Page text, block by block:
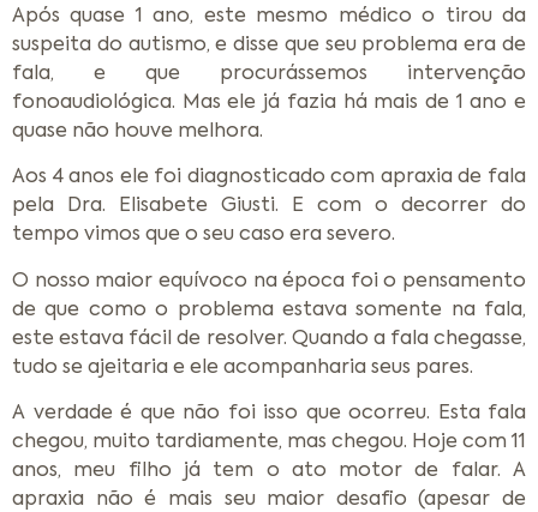
Após quase 1 ano, este mesmo médico o tirou da
suspeita do autismo, e disse que seu problema era de
fala, e que procurássemos intervenção
fonoaudiológica. Mas ele já fazia há mais de 1 ano e
quase não houve melhora.
Aos 4 anos ele foi diagnosticado com apraxia de fala
pela Dra. Elisabete Giusti. E com o decorrer do
tempo vimos que o seu caso era severo.
O nosso maior equívoco na época foi o pensamento
de que como o problema estava somente na fala,
este estava fácil de resolver. Quando a fala chegasse,
tudo se ajeitaria e ele acompanharia seus pares.
A verdade é que não foi isso que ocorreu. Esta fala
chegou, muito tardiamente, mas chegou. Hoje com 11
anos, meu filho já tem o ato motor de falar. A
apraxia não é mais seu maior desafio (apesar de